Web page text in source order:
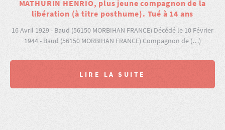
MATHURIN HENRIO, plus jeune compagnon de la
libération (à titre posthume). Tué à 14 ans
16 Avril 1929 - Baud (56150 MORBIHAN FRANCE) Décédé le 10 Février
1944 - Baud (56150 MORBIHAN FRANCE) Compagnon de (…)
LIRE LA SUITE